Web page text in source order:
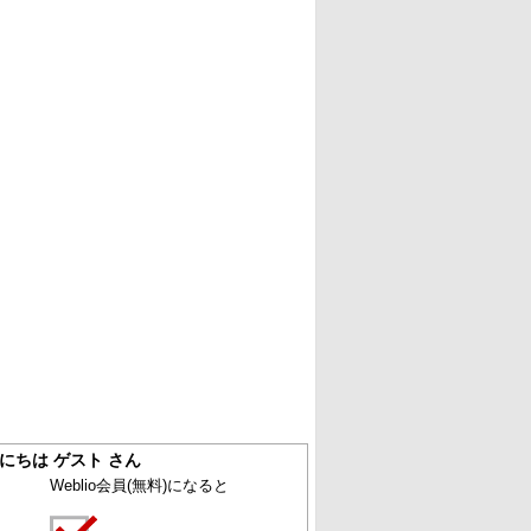
ちは ゲスト さん
Weblio会員(無料)になると